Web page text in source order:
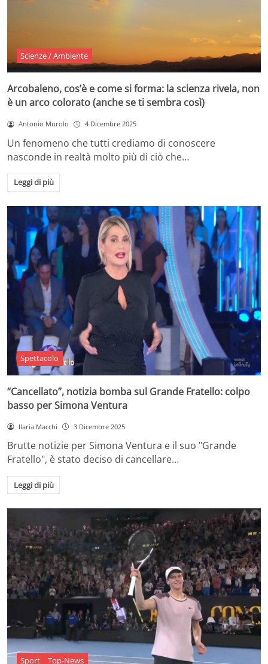
Scienze / Ambiente
Arcobaleno, cos’è e come si forma: la scienza rivela, non
è un arco colorato (anche se ti sembra così)
Antonio Murolo 4 Dicembre 2025
Un fenomeno che tutti crediamo di conoscere
nasconde in realtà molto più di ciò che…
Leggi di più
Spettacolo
“Cancellato”, notizia bomba sul Grande Fratello: colpo
basso per Simona Ventura
Ilaria Macchi 3 Dicembre 2025
Brutte notizie per Simona Ventura e il suo "Grande
Fratello", è stato deciso di cancellare…
Leggi di più
Sport Top-News